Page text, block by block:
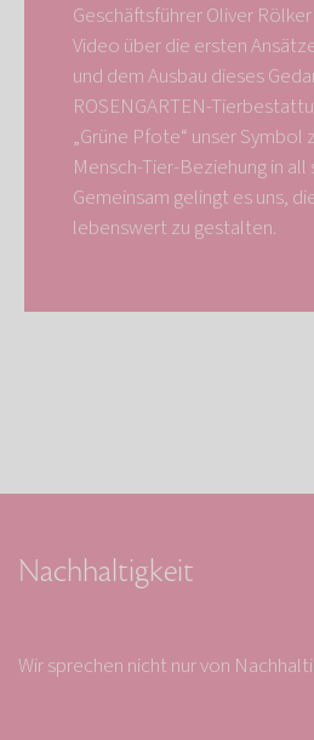
Geschäftsführer Oliver
Video über die ersten
und dem Ausbau dieses
ROSENGARTEN-
„Grüne Pfote“ unser Symbol
Mensch-Tier-Beziehung in
Gemeinsam gelingt es uns,
lebenswert zu gestalten.
Nachhaltigkeit
Wir sprechen nicht nur von